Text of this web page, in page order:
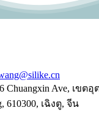
Chuangxin Ave, เขต
610300, เฉิงตู, จีน